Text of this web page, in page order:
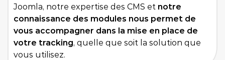
Joomla, notre expertise des CMS et notre
connaissance des modules nous permet de
vous accompagner dans la mise en place de
votre tracking, quelle que soit la solution que
vous utilisez.